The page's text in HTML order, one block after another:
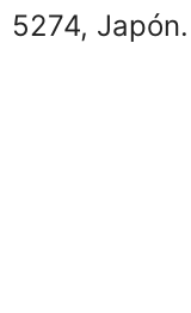
5274, Japón.